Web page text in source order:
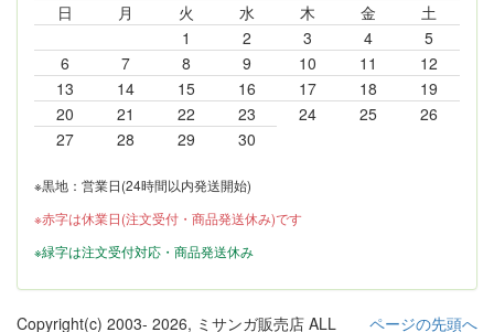
日
月 火 水 木 金
土
1
2 3 4
5
6
7 8 9 10 11
12
13
14 15 16 17 18
19
20
21 22 23 24 25
26
27
28 29 30
※黒地：営業日(24時間以内発送開始)
※赤字は休業日(注文受付・商品発送休み)です
※緑字は注文受付対応・商品発送休み
ページの先頭へ
Copyright(c) 2003- 2026, ミサンガ販売店 ALL